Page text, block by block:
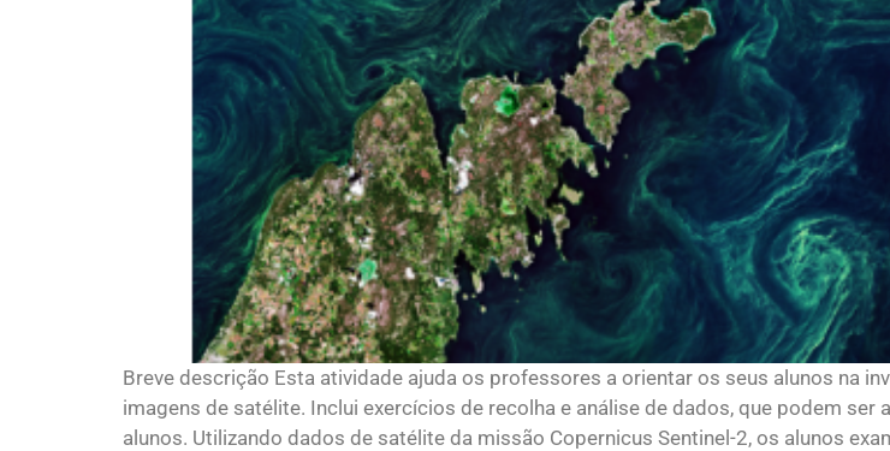
Breve descrição Esta atividade ajuda os professores a orientar os seus alunos na
imagens de satélite. Inclui exercícios de recolha e análise de dados, que podem
alunos. Utilizando dados de satélite da missão Copernicus Sentinel-2, os alunos